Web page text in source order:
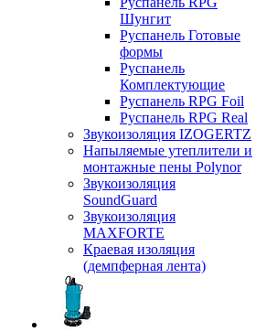
Шунгит
Руспанель Готовые
формы
Руспанель
Комплектующие
Руспанель RPG Foil
Руспанель RPG Real
Звукоизоляция IZOGERTZ
Напыляемые утеплители и
монтажные пены Polynor
Звукоизоляция
SoundGuard
Звукоизоляция
MAXFORTE
Краевая изоляция
(демпферная лента)